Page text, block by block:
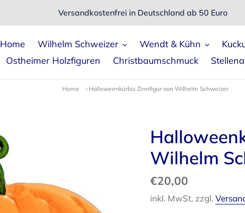
Versandkostenfrei in Deutschland ab 50 Euro
Home Wilhelm Schweizer Wendt & Kühn
Ostheimer Holzfiguren
Christbaumschmuck
Home › Halloweenkürbis Zinnfigur von Wilhelm Schweizer
Wilhelm
Normaler
Preis
€20,00
inkl. MwSt. zzgl.